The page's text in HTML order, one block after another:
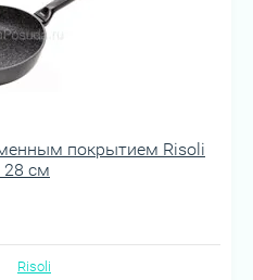
покрытием Risoli
28 см
Risoli